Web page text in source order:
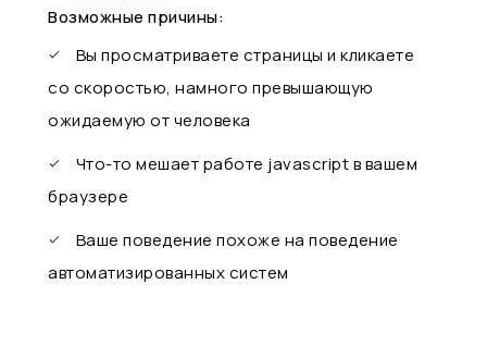
Возможные причины:
Вы просматриваете страницы и кликаете
со скоростью, намного превышающую
ожидаемую от человека
Что-то мешает работе javascript в вашем
браузере
Ваше поведение похоже на поведение
автоматизированных систем